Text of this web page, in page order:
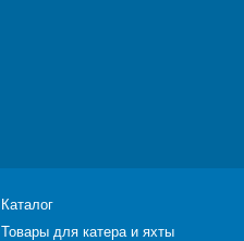
Каталог
Товары для катера и яхты